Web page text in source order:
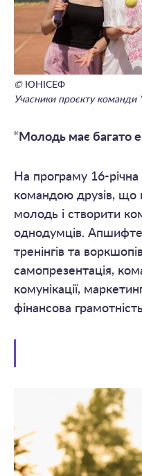
© ЮНІСЕФ
Учасники проєкту команди
“ Молодь має багато
На програму 16-
командою друзів, що
молодь і створити
однодумців.
тренінгів та
самопрезентація,
комунікації,
фінансова